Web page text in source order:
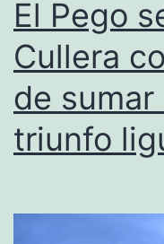
El Pego
Cullera
de
triunfo